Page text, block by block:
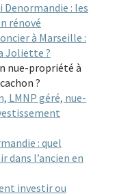
Denormandie : les
rénové
à Marseille :
Joliette ?
nue-propriété à
?
LMNP géré, nue-
: quel
l’ancien en
investir ou